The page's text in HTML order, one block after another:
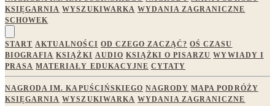
KSIĘGARNIA WYSZUKIWARKA WYDANIA ZAGRANICZNE
SCHOWEK
START AKTUALNOŚCI OD CZEGO ZACZĄĆ? OŚ CZASU
BIOGRAFIA KSIĄŻKI AUDIO KSIĄŻKI O PISARZU WYWIADY I
PRASA MATERIAŁY EDUKACYJNE CYTATY
NAGRODA IM. KAPUŚCIŃSKIEGO NAGRODY MAPA PODRÓŻY
KSIĘGARNIA WYSZUKIWARKA WYDANIA ZAGRANICZNE